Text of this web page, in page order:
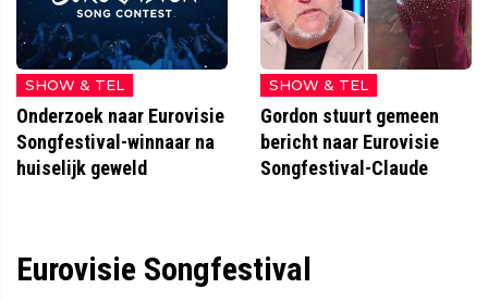
SHOW & TEL
Onderzoek naar Eurovisie
Songfestival-winnaar na
huiselijk geweld
SHOW & TEL
Gordon stuurt gemeen
bericht naar Eurovisie
Songfestival-Claude
Eurovisie Songfestival